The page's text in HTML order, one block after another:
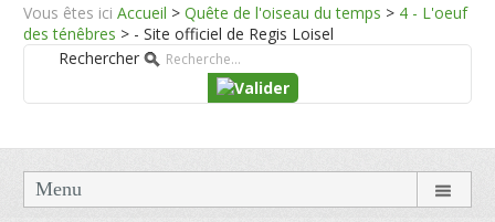
Vous êtes ici Accueil > Quête de l'oiseau du temps > 4 - L'oeuf
des ténêbres > - Site officiel de Regis Loisel
Rechercher
Menu